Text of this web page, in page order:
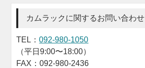
カムラックに関するお問い合わせ
TEL：092-980-1050
（平日9:00〜18:00）
FAX：092-980-2436